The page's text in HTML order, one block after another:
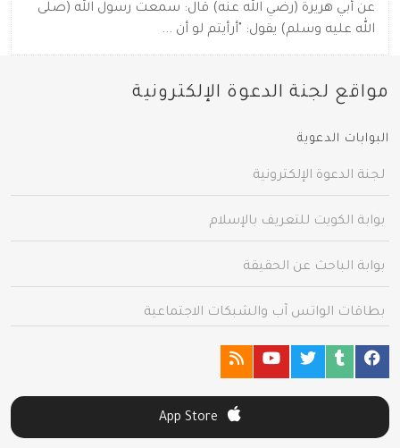
عن أبي هريرة (رضي الله عنه) قال‏:‏ سمعت رسول الله (صلى
الله عليه وسلم) يقول‏:‏ ‏"‏أرأيتم لو أن ...
مواقع لجنة الدعوة الإلكترونية
البوابات الدعوية
لجنة الدعوة الإلكترونية
بوابة الكويت للتعريف بالإسلام
بوابة الباحث عن الحقيقة
بطاقات الواتس آب والشبكات الاجتماعية